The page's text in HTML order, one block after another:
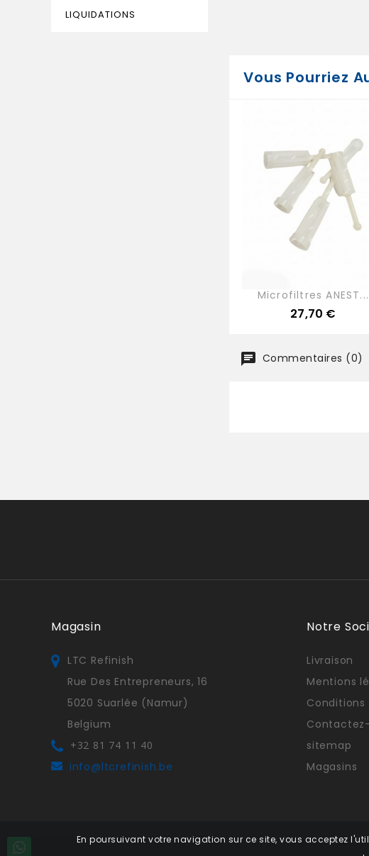
LIQUIDATIONS
Vous Pourriez
Microfiltres ANEST...
Prix
27,70 €
Commentaires (0)
Magasin
LTC Refinish
Rue Des Entrepreneurs, 16
5020 Suarlée (Namur)
Belgium
+32 81 74 11 40
info@ltcrefinish.be
Notre
Livraison
Mentions
sitemap
Magasins
En poursuivant votre navigation sur ce site, vous acceptez